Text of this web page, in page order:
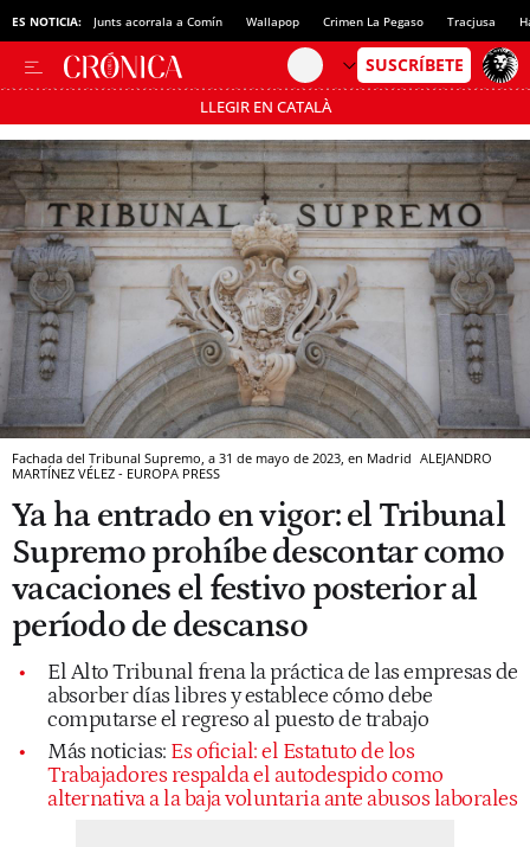
ES NOTICIA: Junts acorrala a Comín Wallapop Crimen La Pegaso Tracjusa
LLEGIR EN CATALÀ
Pásate al MODO AHORRO
Fachada del Tribunal Supremo, a 31 de mayo de 2023, en Madrid ALEJANDRO
MARTÍNEZ VÉLEZ - EUROPA PRESS
Ya ha entrado en vigor: el Tribunal
Supremo prohíbe descontar como
vacaciones el festivo posterior al
período de descanso
El Alto Tribunal frena la práctica de las empresas de
absorber días libres y establece cómo debe
computarse el regreso al puesto de trabajo
Más noticias: Es oficial: el Estatuto de los
Trabajadores respalda el autodespido como
alternativa a la baja voluntaria ante abusos laborales